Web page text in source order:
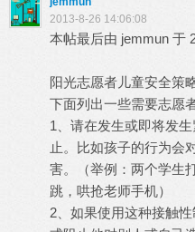
2013-8-26 14:06:08
本帖最后由 jemmun 于
阳光志愿者儿童安全策
下面列出一些需要志愿
1、请在发生或即将发
止。比如孩子的行为会
害。（举例：两个学生
跳，哄抢老师手机）
2、如果使用这种接触